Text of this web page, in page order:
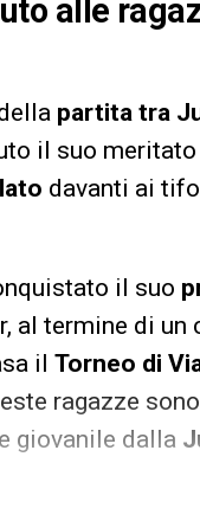
alle
partita tra
il suo
davanti ai
il suo
al termine di
il Torneo di
ragazze
giovanile dalla